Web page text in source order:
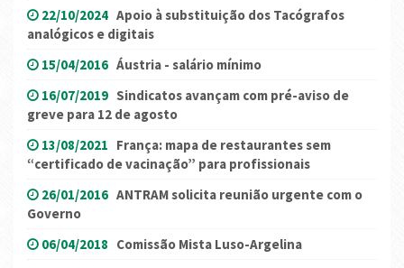
22/10/2024 Apoio à substituição dos Tacógrafos
analógicos e digitais
15/04/2016 Áustria - salário mínimo
16/07/2019 Sindicatos avançam com pré-aviso de
greve para 12 de agosto
13/08/2021 França: mapa de restaurantes sem
“certificado de vacinação” para profissionais
26/01/2016 ANTRAM solicita reunião urgente com o
Governo
06/04/2018 Comissão Mista Luso-Argelina